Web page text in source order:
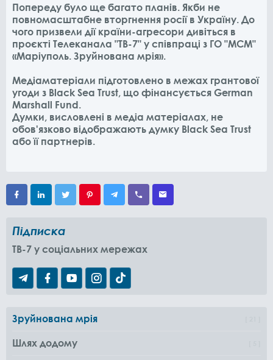
Попереду було ще багато планів. Якби не
повномасштабне вторгнення росії в Україну. До
чого призвели дії країни-агресори дивіться в
проєкті Телеканала "ТВ-7" у співпраці з ГО "МСМ"
«Маріуполь. Зруйнована мрія».
Медіаматеріали підготовлено в межах грантової
угоди з Black Sea Trust, що фінансується German
Marshall Fund.
Думки, висловлені в медіа матеріалах, не
обов'язково відображають думку Black Sea Trust
або її партнерів.
Підписка
TB-7 у соціальних мережах
Зруйнована мрія
Шлях додому